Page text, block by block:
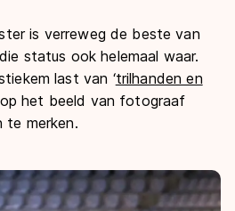
is verreweg de beste van
status ook helemaal waar.
last van ‘trilhanden en
op het beeld van fotograaf
te merken.